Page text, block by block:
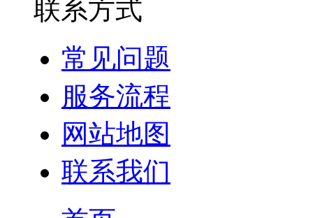
常见问题
服务流程
网站地图
联系我们